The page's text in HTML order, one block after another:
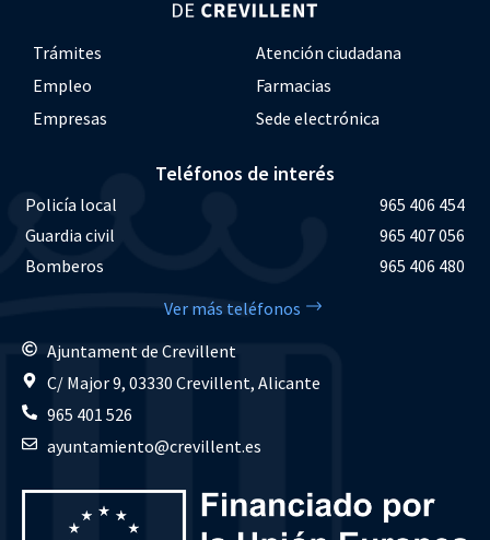
Trámites
Atención ciudadana
Empleo
Farmacias
Empresas
Sede electrónica
Teléfonos de interés
Policía local
965 406 454
Guardia civil
965 407 056
Bomberos
965 406 480
Ver más teléfonos
Ajuntament de Crevillent
C/ Major 9, 03330 Crevillent, Alicante
965 401 526
ayuntamiento@crevillent.es